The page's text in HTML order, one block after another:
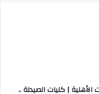
| كليات الصيدلة ..